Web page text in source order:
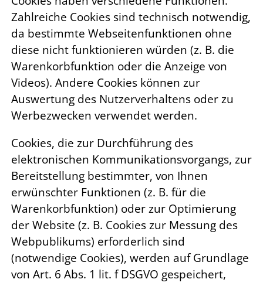
Zahlreiche Cookies sind technisch notwendig,
da bestimmte Webseitenfunktionen ohne
diese nicht funktionieren würden (z. B. die
Warenkorbfunktion oder die Anzeige von
Videos). Andere Cookies können zur
Auswertung des Nutzerverhaltens oder zu
Werbezwecken verwendet werden.
Cookies, die zur Durchführung des
elektronischen Kommunikationsvorgangs, zur
Bereitstellung bestimmter, von Ihnen
erwünschter Funktionen (z. B. für die
Warenkorbfunktion) oder zur Optimierung
der Website (z. B. Cookies zur Messung des
Webpublikums) erforderlich sind
(notwendige Cookies), werden auf Grundlage
von Art. 6 Abs. 1 lit. f DSGVO gespeichert,